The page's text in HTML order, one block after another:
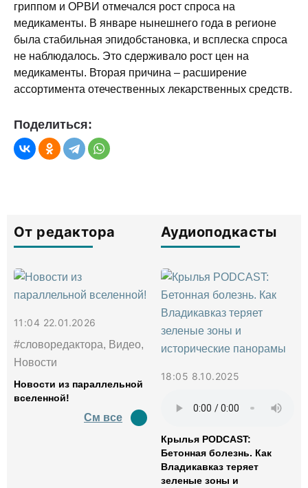
гриппом и ОРВИ отмечался рост спроса на
медикаменты. В январе нынешнего года в регионе
была стабильная эпидобстановка, и всплеска спроса
не наблюдалось. Это сдерживало рост цен на
медикаменты. Вторая причина – расширение
ассортимента отечественных лекарственных средств.
Поделиться:
От редактора
11:04 22.01.2026
#словоредактора, Видео,
Новости
Новости из параллельной
вселенной!
См все
Аудиоподкасты
18:05 8.10.2025
Крылья PODCAST:
Бетонная болезнь. Как
Владикавказ теряет
зеленые зоны и